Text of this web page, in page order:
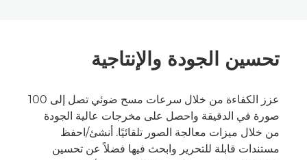
تحسين الجودة والإنتاجية
عزز الكفاءة من خلال سرعات مسح ضوئي تصل إلى 100
صورة في الدقيقة واحصل على مخرجات عالية الجودة
من خلال ميزات معالجة الصور تلقائيًا. أنشئ/احفظ
مستندات قابلة للتحرير وابحث فيها فضلاً عن تحسين